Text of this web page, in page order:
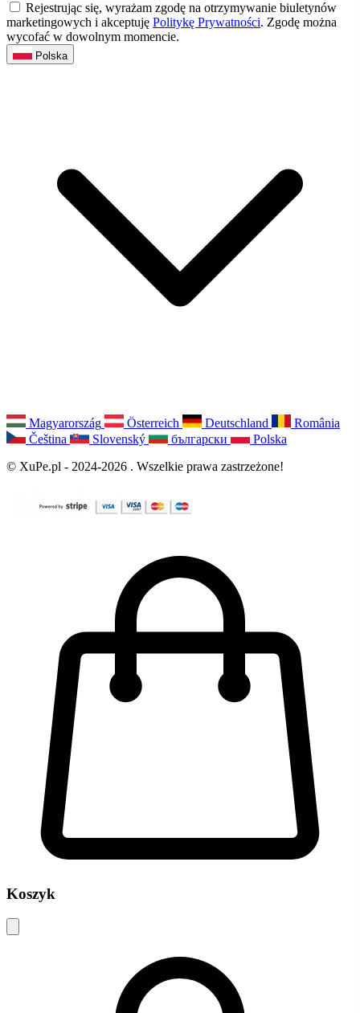
Rejestrując się, wyrażam zgodę na otrzymywanie biuletynów
marketingowych i akceptuję Politykę Prywatności. Zgodę można
wycofać w dowolnym momencie.
Polska
Magyarország Österreich Deutschland
România
Čeština
Slovenský български
Polska
© XuPe.pl - 2024-2026 . Wszelkie prawa zastrzeżone!
Koszyk